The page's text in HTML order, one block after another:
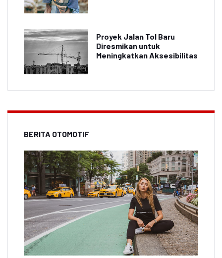
Proyek Jalan Tol Baru
Diresmikan untuk
Meningkatkan Aksesibilitas
BERITA OTOMOTIF